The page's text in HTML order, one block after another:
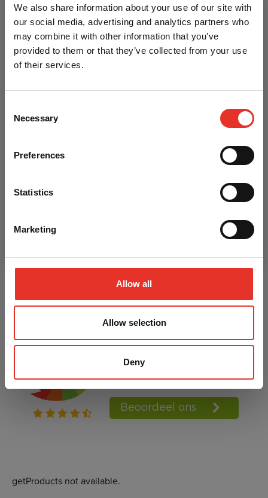
We also share information about your use of our site with
our social media, advertising and analytics partners who
may combine it with other information that you’ve
provided to them or that they’ve collected from your use
of their services.
Selection
Necessary
Preferences
Statistics
Marketing
Allow all
Allow selection
Deny
Dikte: 2 cm.
Set van 2 halterschijven van elk 1,25 kg.
Totale gewicht: 2,5 kg.
Kleur: Zwart
Materiaal: Gietijzer
Merk
Neem contact op met Danny of Michelle
getProducts not available.
Gebruik onderstaande code bij het afrekenen voor 5%